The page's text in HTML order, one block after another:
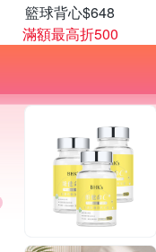
籃球背心$648
滿額最高折500